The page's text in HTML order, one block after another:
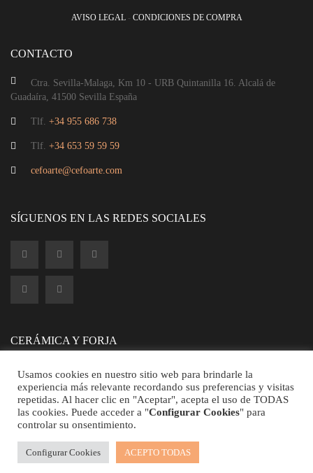
AVISO LEGAL- CONDICIONES DE COMPRA
CONTACTO
Ctra. Sevilla-Malaga, Km 10 - URB Quintanilla 16. Alcalá de
Guadaíra, 41500 Sevilla España
Tlf. +34 955 686 738
Tlf. +34 653 59 59 59
cefoarte@cefoarte.com
SÍGUENOS EN LAS REDES SOCIALES
CERÁMICA Y FORJA
©2026 CEFOARTE - Todos los Derechos Reservados.
Usamos cookies en nuestro sitio web para brindarle la
experiencia más relevante recordando sus preferencias y visitas
repetidas. Al hacer clic en "Aceptar", acepta el uso de TODAS
las cookies. Puede acceder a "Configurar Cookies" para
controlar su onsentimiento.
Configurar Cookies ACEPTO TODAS